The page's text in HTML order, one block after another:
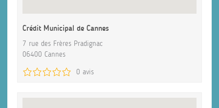
Crédit Municipal de Cannes
7 rue des Frères Pradignac
06400 Cannes
0 avis